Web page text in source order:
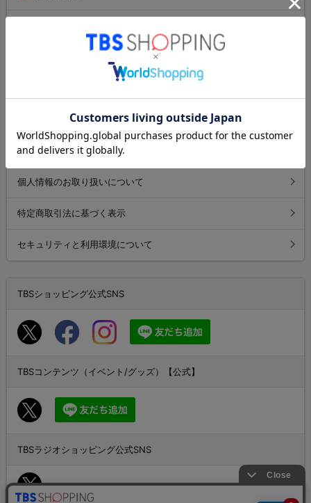
よくあるご質問
お問い合わせ
個人情報のお取り扱いについて
特定商取引法に基づく表示
セキュリティと利用環境について
TBSショッピング公式SNS
TBSコンテンツ（イベント/グッズ）【公式】
TBSラジオショッピング公式SNS